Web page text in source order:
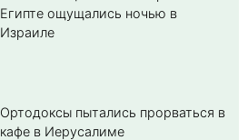
Египте ощущались ночью в
Израиле
Ортодоксы пытались прорваться в
кафе в Иерусалиме